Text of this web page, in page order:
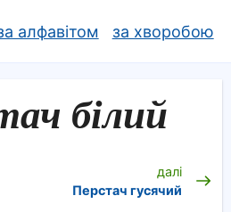
алфавітом за хворобою
білий
далі
Перстач гусячий